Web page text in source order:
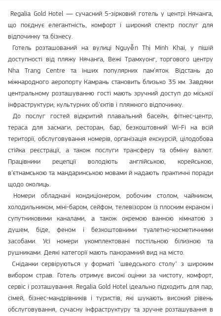
Regalia Gold Hotel — сучасний 5-зірковий готель у центрі Нячанга,
що поєднує елегантність, комфорт і широкий спектр послуг для
відпочинку та бізнесу.
Готель розташований на вулиці Nguyễn Thị Minh Khai, у пішій
доступності від пляжу Нячанга, Вежі Трамхуонг, торгового центру
Nha Trang Centre та інших популярних пам’яток. Відстань до
міжнародного аеропорту Камрань становить близько 35 км. Завдяки
центральному розташуванню гості мають зручний доступ до міської
інфраструктури, культурних об’єктів і пляжного відпочинку.
До послуг гостей відкритий плавальний басейн, фітнес-центр,
тераса для засмаги, ресторан, бар, безкоштовний Wi-Fi на всій
території, обслуговування номерів, організація екскурсій, цілодобова
стійка реєстрації, а також послуги трансферу та обміну валют.
Працівники рецепції володіють англійською, корейською,
в’єтнамською та мандаринською мовами й надають практичні поради
щодо околиць.
Номери обладнані кондиціонером, робочим столом, чайником,
холодильником, міні-баром, сейфом, телевізором із плоским екраном і
супутниковими каналами, а також окремою ванною кімнатою з
душем, біде, феном і безкоштовними туалетно-косметичними
засобами. Усі номери укомплектовані постільною білизною та
рушниками. Деякі категорії мають панорамний вид на місто.
Сніданки сервіруються у форматі "шведського столу" з широким
вибором страв. Готель отримує високі оцінки за чистоту, комфорт,
сервіс і розташування. Regalia Gold Hotel ідеально підходить для пар,
сімей, бізнес-мандрівників і туристів, які шукають високий рівень
обслуговування, сучасну інфраструктуру та зручне розташування в